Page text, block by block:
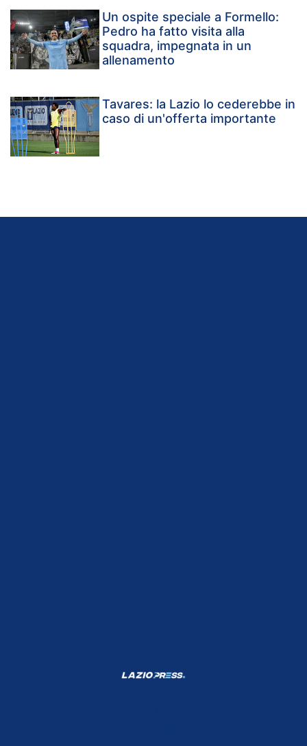
Un ospite speciale a Formello:
Pedro ha fatto visita alla
squadra, impegnata in un
allenamento
Tavares: la Lazio lo cederebbe in
caso di un'offerta importante